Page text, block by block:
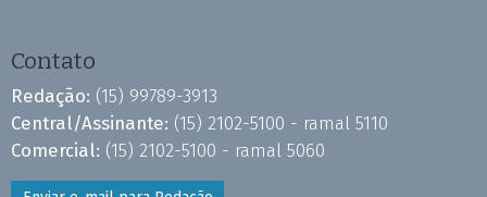
Contato
Redação: (15) 99789-3913
Central/Assinante: (15) 2102-5100 - ramal 5110
Comercial: (15) 2102-5100 - ramal 5060